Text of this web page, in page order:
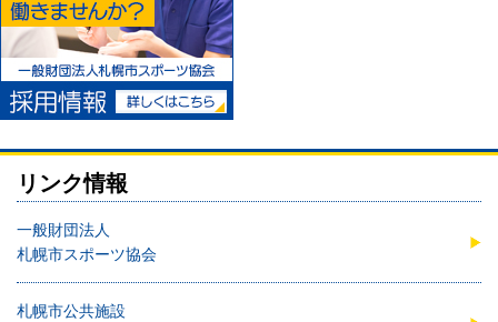
リンク情報
一般財団法人
札幌市スポーツ協会
札幌市公共施設